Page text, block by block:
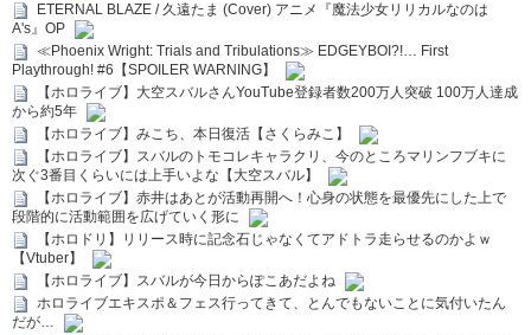
ETERNAL BLAZE / 久遠たま (Cover) アニメ『魔法少女リリカルなのは
A's』OP
≪Phoenix Wright: Trials and Tribulations≫ EDGEYBOI?!… First
Playthrough! #6【SPOILER WARNING】
【ホロライブ】大空スバルさんYouTube登録者数200万人突破 100万人達成
から約5年
【ホロライブ】みこち、本日復活【さくらみこ】
【ホロライブ】スバルのトモコレキャラクリ、今のところマリンフブキに
次ぐ3番目くらいには上手いよな【大空スバル】
【ホロライブ】赤井はあとが活動再開へ！心身の状態を最優先にした上で
段階的に活動範囲を広げていく形に
【ホロドリ】リリース時に記念石じゃなくてアドトラ走らせるのかよｗ
【Vtuber】
【ホロライブ】スバルが今日からぽこあだよね
ホロライブエキスポ＆フェス行ってきて、とんでもないことに気付いたん
だが…